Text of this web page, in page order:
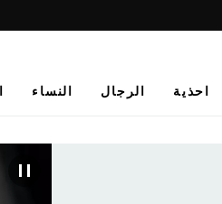
احذية الرجال النساء